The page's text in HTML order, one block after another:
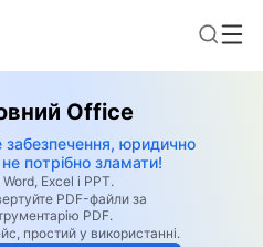
Office
юридично
потрібно зламати!
Excel і PPT.
PDF-файли за
PDF.
простий у використанні.